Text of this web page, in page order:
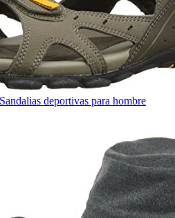
deportivas para hombre